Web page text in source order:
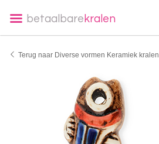
betaalbare kralen
Terug naar Diverse vormen Keramiek kralen